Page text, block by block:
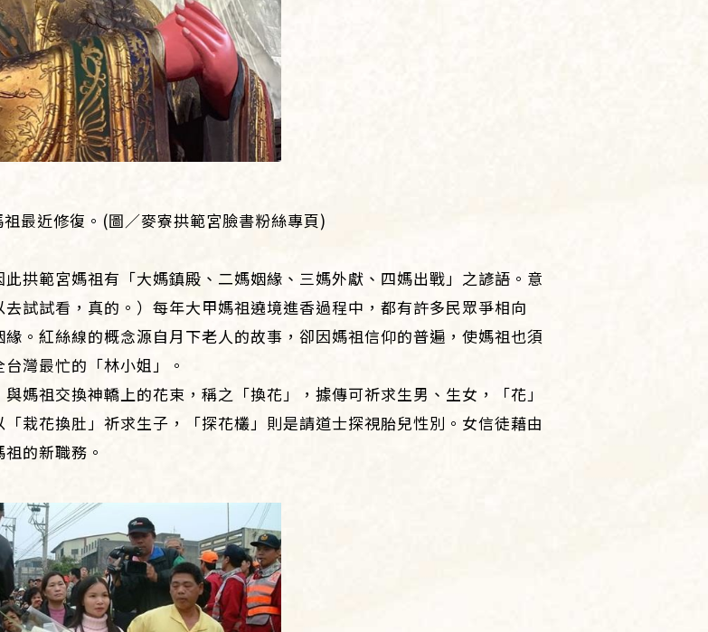
最近修復。(圖／麥寮拱範宮臉書粉絲專頁)
拱範宮媽祖有「大媽鎮殿、二媽姻緣、三媽外獻、四媽出戰」之諺語。意
試試看，真的。）每年大甲媽祖遶境進香過程中，都有許多民眾爭相向
。紅絲線的概念源自月下老人的故事，卻因媽祖信仰的普遍，使媽祖也須
灣最忙的「林小姐」。
媽祖交換神轎上的花束，稱之「換花」，據傳可祈求生男、生女，「花」
栽花換肚」祈求生子，「探花欉」則是請道士探視胎兒性別。女信徒藉由
的新職務。